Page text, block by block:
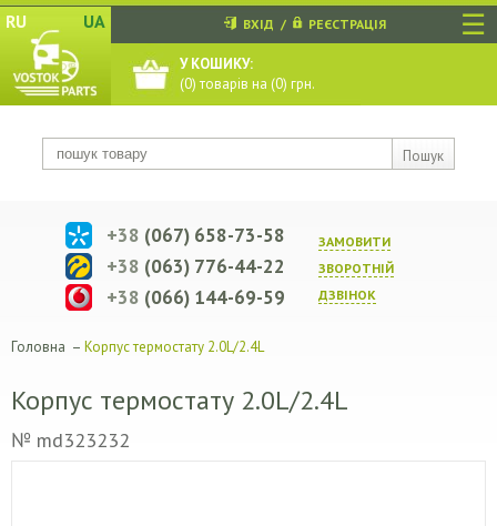
☰
RU UA
Пошук
ВХІД / РЕЄСТРАЦІЯ
У КОШИКУ:
(0) товарів на (0) грн.
ЗАМОВИТИ
ЗВОРОТНIЙ
ДЗВIНОК
+38 (067) 658-73-58
+38 (063) 776-44-22
+38 (066) 144-69-59
Головна – Корпус термостату 2.0L/2.4L
Корпус термостату 2.0L/2.4L
№ md323232